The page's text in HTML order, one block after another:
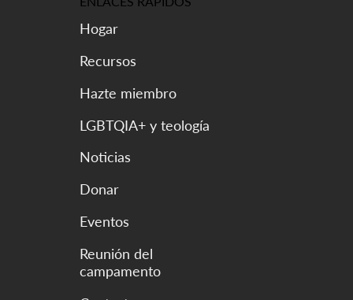
Hogar
Eventos
Recursos
Reunión del
campamento
Hazte miembro
LGBTQIA+ y teología
Noticias
Donar